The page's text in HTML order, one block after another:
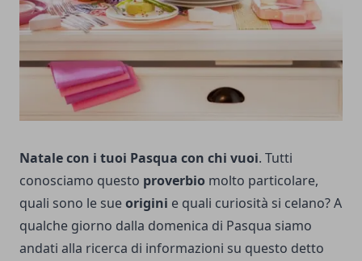
Natale con i tuoi Pasqua con chi vuoi. Tutti
conosciamo questo proverbio molto particolare,
quali sono le sueorigini e quali curiosità si celano? A
qualche giorno dalla domenica di Pasqua siamo
andati alla ricerca di informazioni su questo detto